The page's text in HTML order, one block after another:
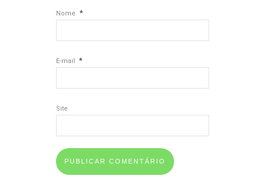
Nome *
E-mail *
Site